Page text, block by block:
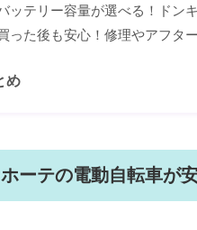
ッテリー容量が選べる！ドン
った後も安心！修理やアフタ
め
ホーテの電動自転車が